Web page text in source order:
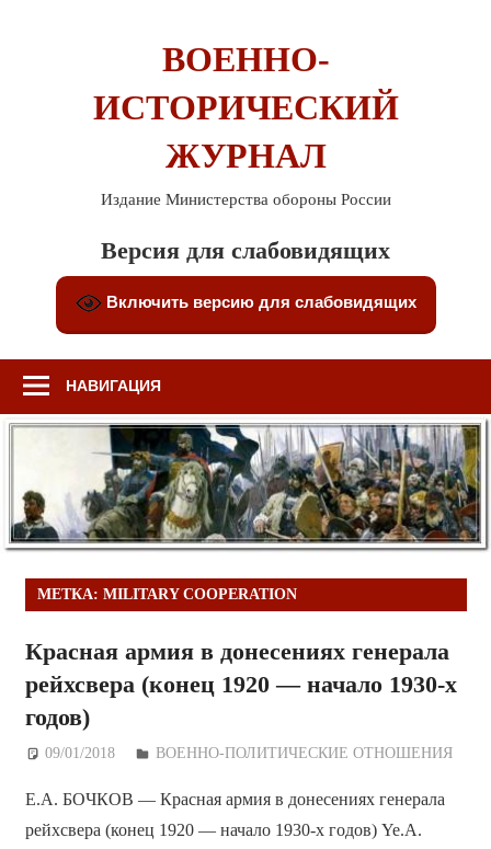
ВОЕННО-
ИСТОРИЧЕСКИЙ
ЖУРНАЛ
Издание Министерства обороны России
Версия для слабовидящих
Включить версию для слабовидящих
НАВИГАЦИЯ
МЕТКА: MILITARY COOPERATION
Красная армия в донесениях генерала
рейхсвера (конец 1920 — начало 1930-х
годов)
09/01/2018 Дежурный по Редакции
ВОЕННО-ПОЛИТИЧЕСКИE ОТНОШЕНИЯ
Е.А. БОЧКОВ — Красная армия в донесениях генерала
рейхсвера (конец 1920 — начало 1930-х годов) Ye.A.